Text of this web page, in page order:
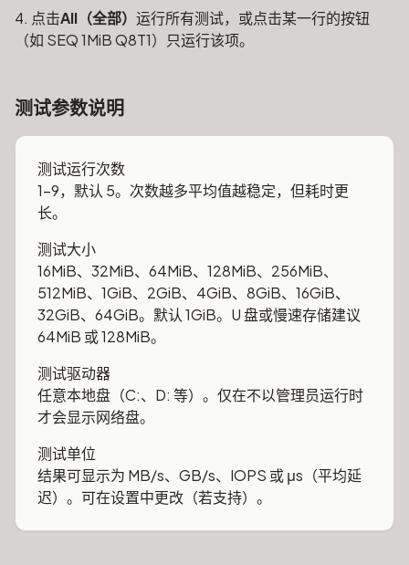
点击All（全部） 运行所有测试，或点击某一行的按钮
（如 SEQ 1MiB Q8T1）只运行该项。
测试参数说明
测试运行次数
1–9，默认 5。次数越多平均值越稳定，但耗时更
长。
测试大小
16MiB、32MiB、64MiB、128MiB、256MiB、
512MiB、1GiB、2GiB、4GiB、8GiB、16GiB、
32GiB、64GiB。默认 1GiB。U 盘或慢速存储建议
64MiB 或 128MiB。
测试驱动器
任意本地盘（C:、D: 等）。仅在不以管理员运行时
才会显示网络盘。
测试单位
结果可显示为 MB/s、GB/s、IOPS 或 μs（平均延
迟）。可在设置中更改（若支持）。